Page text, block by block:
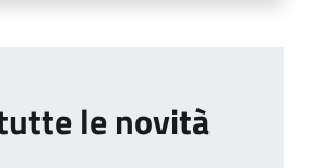
le novità